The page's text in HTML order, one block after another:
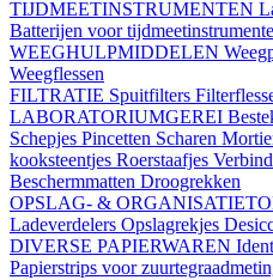
TIJDMEETINSTRUMENTEN
Batterijen voor
WEEGHULPMIDDELEN
Weegflessen
FILTRATIE Spuitfilters
LABORATORIUMGEREI
Schepjes Pincetten Scharen
kooksteentjes Roerstaafjes
Beschermmatten Droogrekken
OPSLAG- &
Ladeverdelers Opslagrekjes
DIVERSE PAPIERWAREN
Papierstrips voor